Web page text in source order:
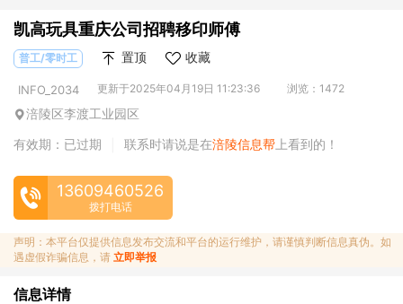
凯高玩具重庆公司招聘移印师傅
普工/零时工 置顶 收藏
INFO_2034 更新于2025年04月19日 11:23:36 浏览：1472
涪陵区李渡工业园区
有效期：已过期
联系时请说是在涪陵信息帮 上看到的！
13609460526
拨打电话
声明：本平台仅提供信息发布交流和平台的运行维护，请谨慎判断信息真伪。如
遇虚假诈骗信息，请 立即举报
信息详情